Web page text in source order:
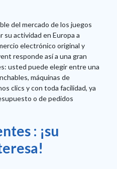
del mercado de los juegos
su actividad en Europa a
electrónico original y
responde así a una gran
usted puede elegir entre una
máquinas de
clics y con toda facilidad, ya
o de pedidos
: ¡su